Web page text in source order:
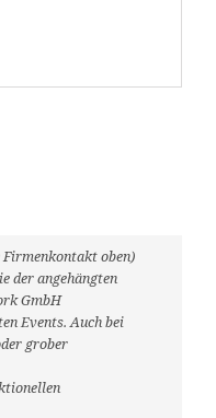
Firmenkontakt oben)
der angehängten
GmbH
Events. Auch bei
grober